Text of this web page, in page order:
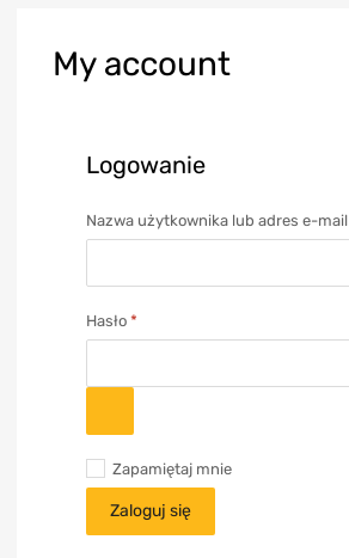
Myaccount
Logowanie
Nazwa użytkownika lub adres e-mail
Hasło *
Zapamiętaj mnie
Zaloguj się